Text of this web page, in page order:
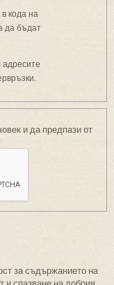
кода на
да бъдат
и да предпази от
за съдържанието на